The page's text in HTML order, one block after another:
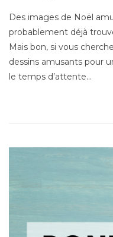
Des images de Noël
probablement déjà
Mais bon, si vous
dessins amusants pour
le temps d’attente…